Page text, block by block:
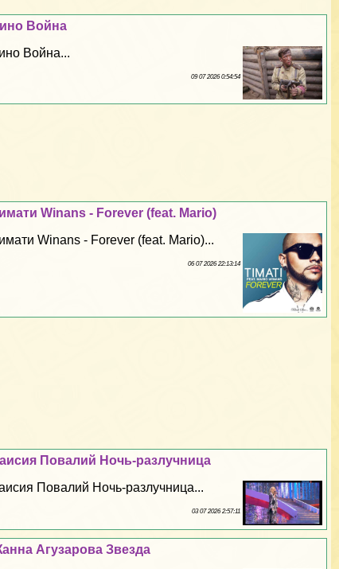
Война
Война...
09 07 2026 0:54:54
Winans - Forever (feat. Mario)
Winans - Forever (feat. Mario)...
06 07 2026 22:13:14
Повалий Ночь-разлучница
Повалий Ночь-разлучница...
03 07 2026 2:57:11
Агузарова Звезда